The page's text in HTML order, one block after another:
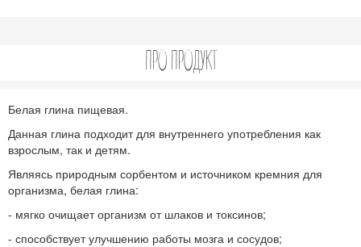
ПРО ПРОДУКТ
Белая глина пищевая.
Данная глина подходит для внутреннего употребления как
взрослым, так и детям.
Являясь природным сорбентом и источником кремния для
организма, белая глина:
- мягко очищает организм от шлаков и токсинов;
- способствует улучшению работы мозга и сосудов;